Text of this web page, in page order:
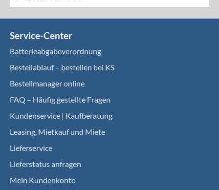
Service-Center
Batterieabgabeverordnung
Bestellablauf – bestellen bei KS
Bestellmanager online
FAQ – Häufig gestellte Fragen
Kundenservice | Kaufberatung
Leasing, Mietkauf und Miete
Lieferservice
Lieferstatus anfragen
Mein Kundenkonto